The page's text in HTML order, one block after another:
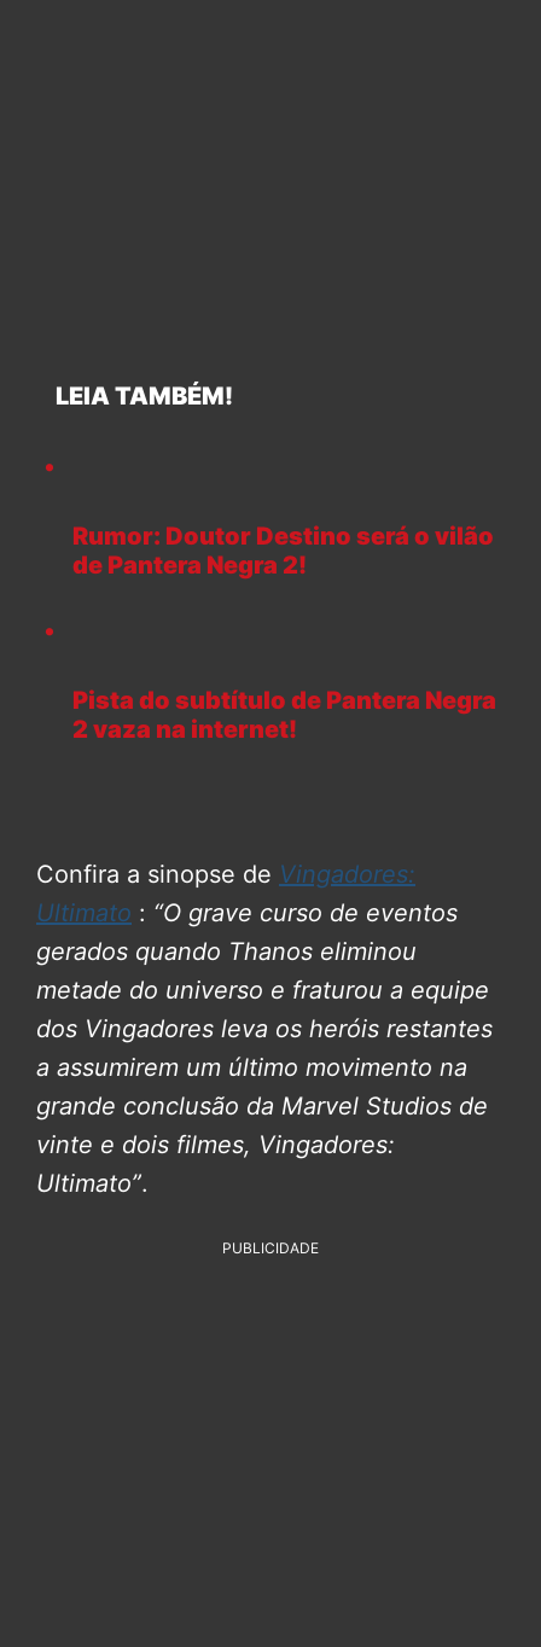
LEIA TAMBÉM!
Rumor: Doutor Destino será o vilão
de Pantera Negra 2!
Pista do subtítulo de Pantera Negra
2 vaza na internet!
Confira a sinopse de Vingadores:
Ultimato : “O grave curso de eventos
gerados quando Thanos eliminou
metade do universo e fraturou a equipe
dos Vingadores leva os heróis restantes
a assumirem um último movimento na
grande conclusão da Marvel Studios de
vinte e dois filmes, Vingadores:
Ultimato”.
PUBLICIDADE